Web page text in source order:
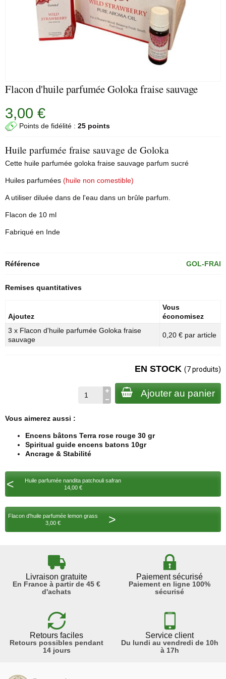
Flacon d'huile parfumée Goloka fraise sauvage
3,00 €
Points de fidélité : 25 points
Huile parfumée fraise sauvage de Goloka
Cette huile parfumée goloka fraise sauvage parfum sucré
Huiles parfumées (huile non comestible)
A utiliser diluée dans de l'eau dans un brûle parfum.
Flacon de 10 ml
Fabriqué en Inde
Référence GOL-FRAI
Remises quantitatives
Ajoutez
Vous
économisez
3 x Flacon d'huile parfumée Goloka fraise
sauvage
0,20 € par article
EN STOCK (7 produits)
Ajouter au panier
Vous aimerez aussi :
Encens bâtons Terra rose rouge 30 gr
Spiritual guide encens batons 10gr
Ancrage & Stabilité
<
Huile parfumée nandita patchouli safran
14,00 €
Flacon d'huile parfumée lemon grass
3,00 €
>
Livraison gratuite
En France à partir de 45 €
d'achats
Paiement sécurisé
Paiement en ligne 100%
sécurisé
Retours faciles
Retours possibles pendant
14 jours
Service client
Du lundi au vendredi de 10h
à 17h